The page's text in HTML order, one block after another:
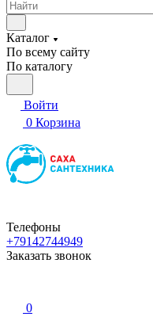
Каталог
По всему сайту
По каталогу
Войти
0 Корзина
Телефоны
+79142744949
Заказать звонок
0